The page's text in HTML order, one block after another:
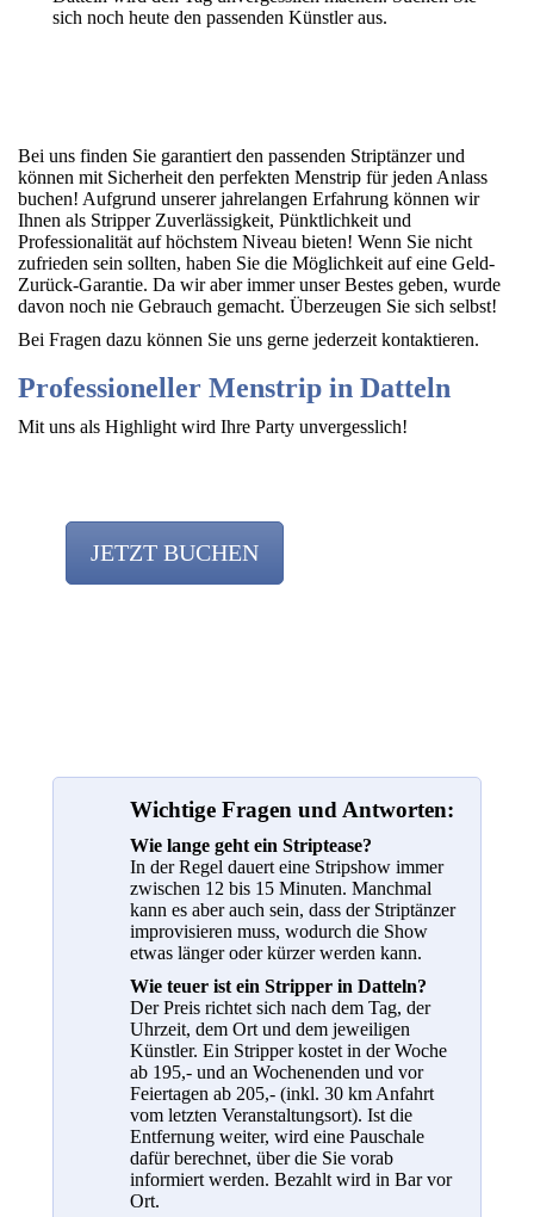
sich noch heute den passenden Künstler aus.
Bei uns finden Sie garantiert den passenden Striptänzer und
können mit Sicherheit den perfekten Menstrip für jeden Anlass
buchen! Aufgrund unserer jahrelangen Erfahrung können wir
Ihnen als Stripper Zuverlässigkeit, Pünktlichkeit und
Professionalität auf höchstem Niveau bieten! Wenn Sie nicht
zufrieden sein sollten, haben Sie die Möglichkeit auf eine Geld-
Zurück-Garantie. Da wir aber immer unser Bestes geben, wurde
davon noch nie Gebrauch gemacht. Überzeugen Sie sich selbst!
Bei Fragen dazu können Sie uns gerne jederzeit kontaktieren.
Professioneller Menstrip in Datteln
Mit uns als Highlight wird Ihre Party unvergesslich!
JETZT BUCHEN
Wichtige Fragen und Antworten:
Wie lange geht ein Striptease?
In der Regel dauert eine Stripshow immer
zwischen 12 bis 15 Minuten. Manchmal
kann es aber auch sein, dass der Striptänzer
improvisieren muss, wodurch die Show
etwas länger oder kürzer werden kann.
Wie teuer ist ein Stripper in Datteln?
Der Preis richtet sich nach dem Tag, der
Uhrzeit, dem Ort und dem jeweiligen
Künstler. Ein Stripper kostet in der Woche
ab 195,- und an Wochenenden und vor
Feiertagen ab 205,- (inkl. 30 km Anfahrt
vom letzten Veranstaltungsort). Ist die
Entfernung weiter, wird eine Pauschale
dafür berechnet, über die Sie vorab
informiert werden. Bezahlt wird in Bar vor
Ort.